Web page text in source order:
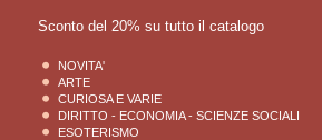
Sconto del 20% su tutto il catalogo
NOVITA'
ARTE
CURIOSA E VARIE
DIRITTO - ECONOMIA - SCIENZE SOCIALI
ESOTERISMO